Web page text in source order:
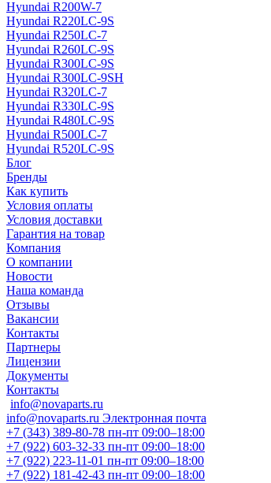
Hyundai R200W-7
Hyundai R220LC-9S
Hyundai R250LC-7
Hyundai R260LC-9S
Hyundai R300LC-9S
Hyundai R300LC-9SH
Hyundai R320LC-7
Hyundai R330LC-9S
Hyundai R480LC-9S
Hyundai R500LC-7
Hyundai R520LC-9S
Блог
Бренды
Как купить
Условия оплаты
Условия доставки
Гарантия на товар
Компания
О компании
Новости
Наша команда
Отзывы
Вакансии
Контакты
Партнеры
Лицензии
Документы
Контакты
info@novaparts.ru
info@novaparts.ru Электронная почта
+7 (343) 389-80-78 пн-пт 09:00–18:00
+7 (922) 603-32-33 пн-пт 09:00–18:00
+7 (922) 223-11-01 пн-пт 09:00–18:00
+7 (922) 181-42-43 пн-пт 09:00–18:00